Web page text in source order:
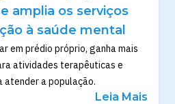
amplia os serviços
à saúde mental
em prédio próprio, ganha mais
atividades terapêuticas e
atender a população.
Leia Mais